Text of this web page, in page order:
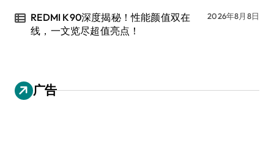
REDMI K90深度揭秘！性能颜值双在
线，一文览尽超值亮点！
2026年8月8日
广告